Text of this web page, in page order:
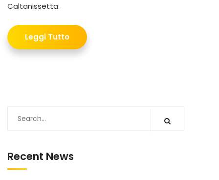
Caltanissetta.
Leggi Tutto
Recent News